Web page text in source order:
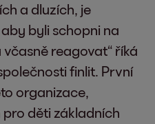
a dluzích, je
byli schopni na
reagovat“ říká
finlit. První
organizace,
děti základních